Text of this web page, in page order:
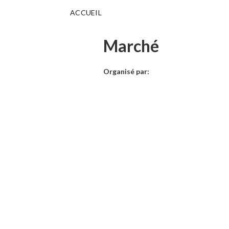
ACCUEIL
Marché
Organisé par: